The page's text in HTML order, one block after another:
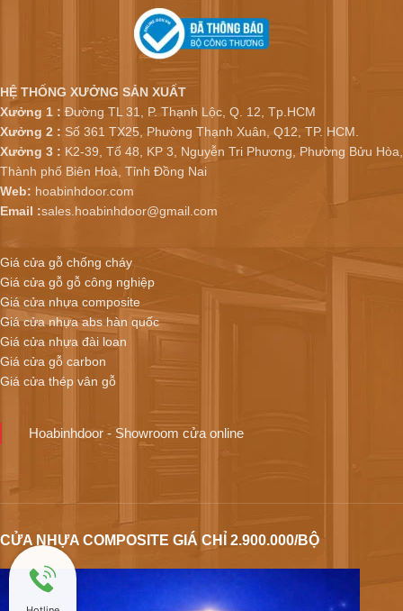
HỆ THỐNG XƯỞNG SẢN XUẤT
Xưởng 1 : Đường TL 31, P. Thạnh Lộc, Q. 12, Tp.HCM
Xưởng 2 : Số 361 TX25, Phường Thạnh Xuân, Q12, TP. HCM.
Xưởng 3 : K2-39, Tổ 48, KP 3, Nguyễn Tri Phương, Phường Bửu Hòa,
Thành phố Biên Hoà, Tỉnh Đồng Nai
Web: hoabinhdoor.com
Email :sales.hoabinhdoor@gmail.com
Giá cửa gỗ chống cháy
Giá cửa gỗ gỗ công nghiệp
Giá cửa nhựa composite
Giá cửa nhựa abs hàn quốc
Giá cửa nhựa đài loan
Giá cửa gỗ carbon
Giá cửa thép vân gỗ
Hoabinhdoor - Showroom cửa online
CỬA NHỰA COMPOSITE GIÁ CHỈ 2.900.000/BỘ